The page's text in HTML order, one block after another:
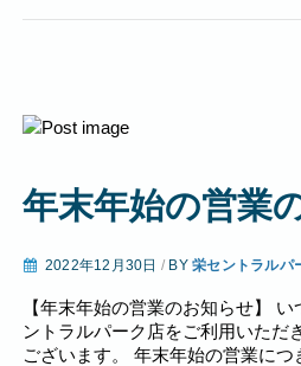
年末年始の営業
2022年12月30日 / BY栄セントラルパ
【年末年始の営業のお知らせ】
ントラルパーク店をご利用いただ
ございます。 年末年始の営業に